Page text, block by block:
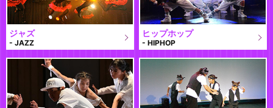
ジャズ
- JAZZ
ヒップホップ
- HIPHOP